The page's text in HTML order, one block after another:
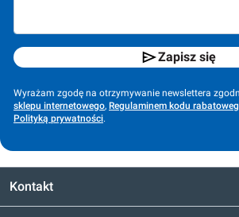
Zapisz się
Wyrażam zgodę na otrzymywanie newslettera
sklepu internetowego, Regulaminem kodu
Polityką prywatności.
Kontakt